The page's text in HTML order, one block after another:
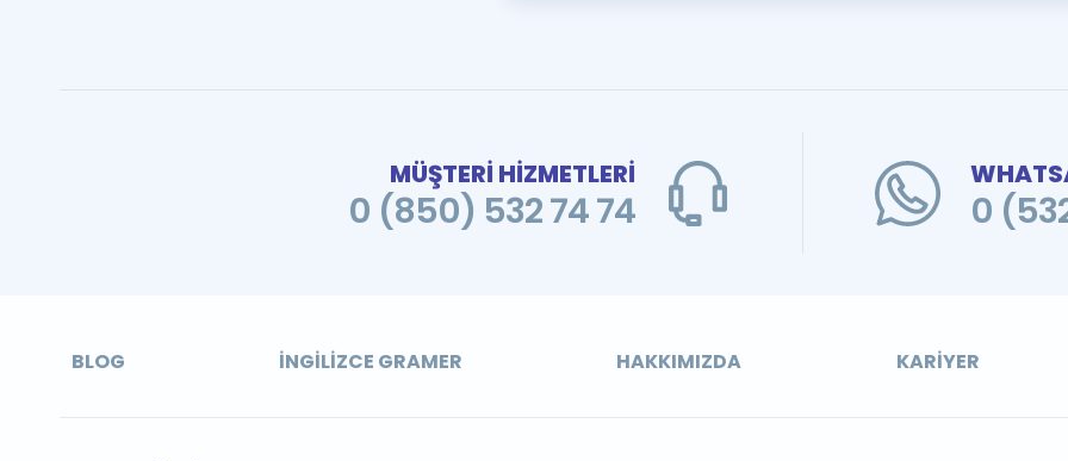
MÜŞTERİ HİZMETLERİ
0 (850) 532 74 74 0
BLOG İNGILIZCE GRAMER HAKKIMIZDA KARIYER